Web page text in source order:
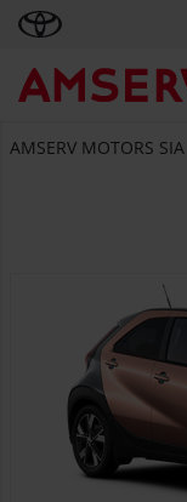
AMSERV MOTORS SIA